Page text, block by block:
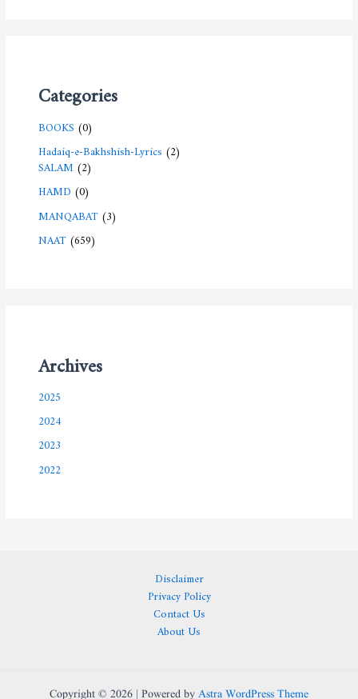
Categories
BOOKS(0)
Hadaiq-e-Bakhshish-Lyrics(2)
SALAM(2)
HAMD(0)
MANQABAT(3)
NAAT(659)
Archives
2025
2024
2023
2022
Disclaimer
Privacy Policy
Contact Us
About Us
Copyright © 2026 | Powered by Astra WordPress Theme